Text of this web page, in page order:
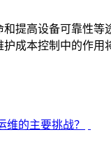
提高设备可靠性
成本控制中的作用
的主要挑战？